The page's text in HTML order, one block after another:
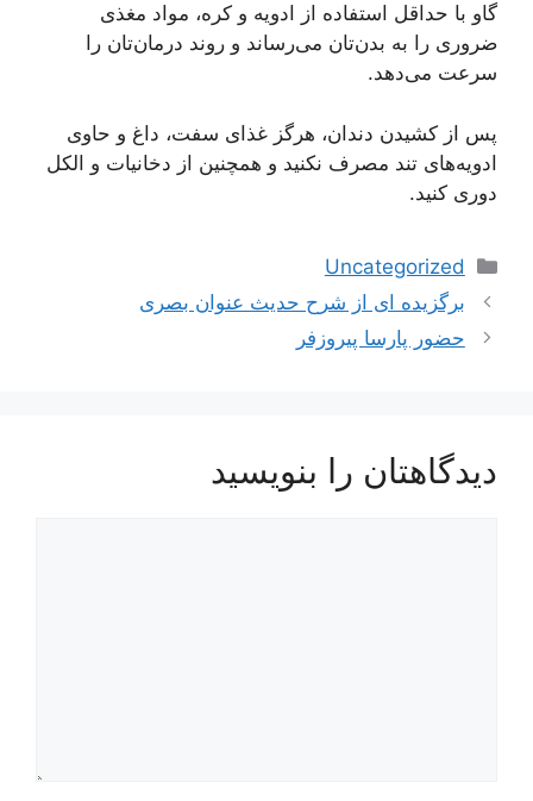
گاو با حداقل استفاده از ادویه و کره، مواد مغذی
ضروری را به بدن‌تان می‌رساند و روند درمان‌تان را
سرعت می‌دهد.
پس از کشیدن دندان، هرگز غذای سفت، داغ و حاوی
ادویه‌های تند مصرف نکنید و همچنین از دخانیات و الکل
دوری کنید.
دسته‌ها
Uncategorized
ناوبری
نوشته‌ها
برگزیده ای از شرح حدیث عنوان بصری
حضور پارسا پیروزفر
دیدگاهتان را بنویسید